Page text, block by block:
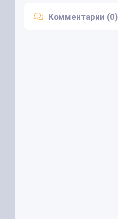
Комментарии (0)